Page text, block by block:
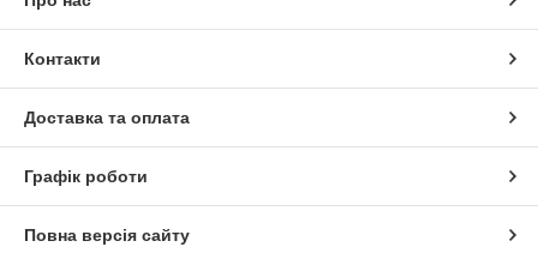
Контакти
Доставка та оплата
Графік роботи
Повна версія сайту